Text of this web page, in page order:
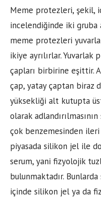
Meme protezleri, şekil,
incelendiğinde iki gruba
meme protezleri
ikiye ayrılırlar.
çapları birbirine eşittir.
çap, yatay çaptan biraz
yüksekliği alt kutupta
olarak
çok benzemesinden
piyasada silikon jel ile
serum, yani fizyolojik
bulunmaktadır.
içinde silikon jel ya da